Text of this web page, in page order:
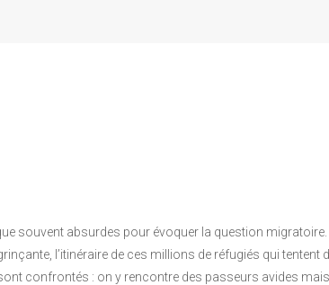
souvent absurdes pour évoquer la question
l’itinéraire de ces millions de réfugiés qui tentent
confrontés : on y rencontre des passeurs avides